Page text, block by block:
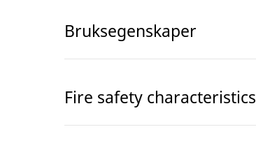
Bruksegenskaper
Fire safety characteristics